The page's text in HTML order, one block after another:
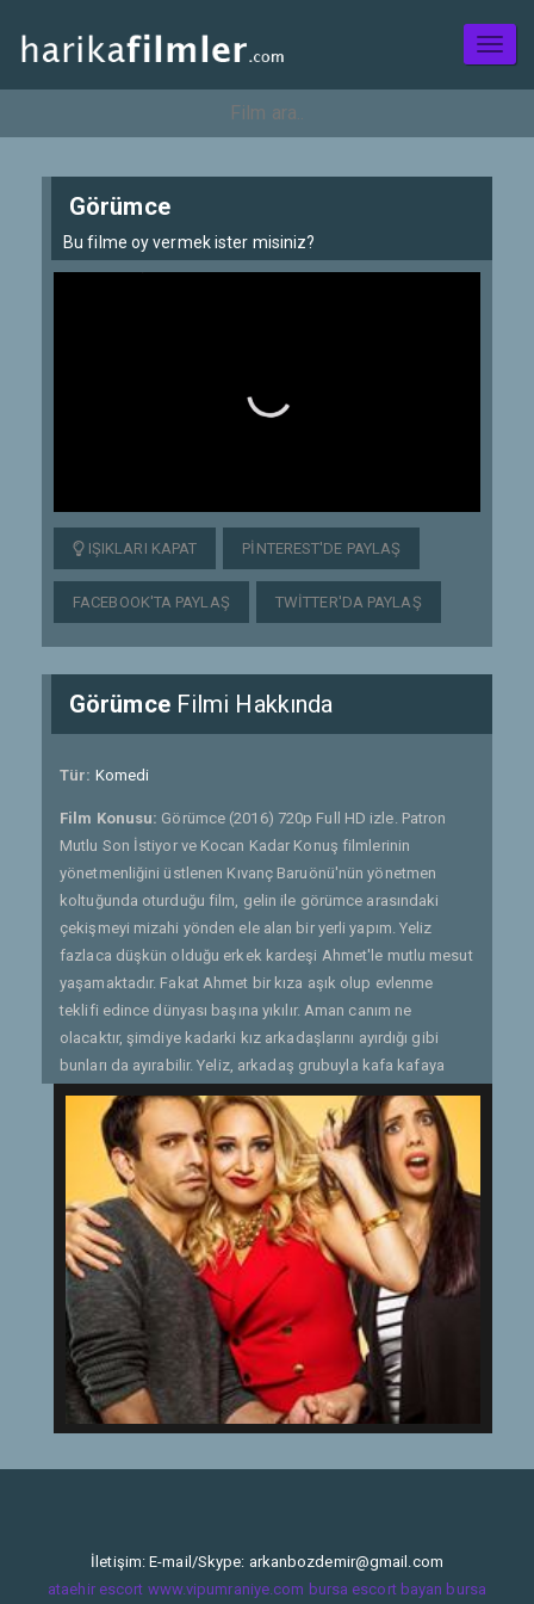
Görümce
Bu filme oy vermek ister misiniz?
IŞIKLARI KAPAT PINTEREST'DE PAYLAŞ
FACEBOOK'TA PAYLAŞ TWITTER'DA PAYLAŞ
GörümceFilmi Hakkında
Tür: Komedi
Film Konusu: Görümce (2016) 720p Full HD izle. Patron
Mutlu Son İstiyor ve Kocan Kadar Konuş filmlerinin
yönetmenliğini üstlenen Kıvanç Baruönü'nün yönetmen
koltuğunda oturduğu film, gelin ile görümce arasındaki
çekişmeyi mizahi yönden ele alan bir yerli yapım. Yeliz
fazlaca düşkün olduğu erkek kardeşi Ahmet'le mutlu mesut
yaşamaktadır. Fakat Ahmet bir kıza aşık olup evlenme
teklifi edince dünyası başına yıkılır. Aman canım ne
olacaktır, şimdiye kadarki kız arkadaşlarını ayırdığı gibi
bunları da ayırabilir. Yeliz, arkadaş grubuyla kafa kafaya
verip ayırma planlarına başlar. Bir tarafta Yeliz, bir tarafta
Deniz ve her şeyden habersiz Deniz'i ablasının
tuzaklarından korumaya çalışan Ahmet'i türlü komik
maceralar beklemektedir.
Etiketler:2016
İletişim: E-mail/Skype: arkanbozdemir@gmail.com
ataehir escort www.vipumraniye.com bursa escort bayan bursa